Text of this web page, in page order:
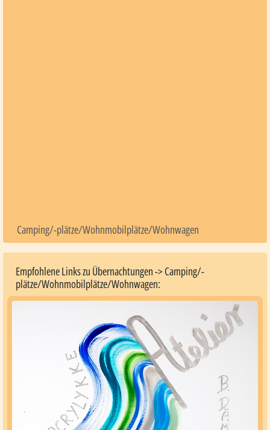
Camping/-plätze/Wohnmobilplätze/Wohnwagen
Empfohlene Links zu Übernachtungen -> Camping/-
plätze/Wohnmobilplätze/Wohnwagen: